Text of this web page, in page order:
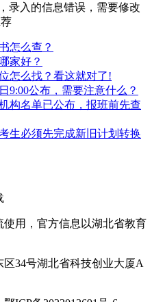
录入的信息错误，需要修改
怎么查？
家好？
怎么找？看这就对了!
9:00公布，需要注意什么？
构名单已公布，报班前先查
生必须先完成新旧计划转换
用，官方信息以湖北省教育
34号湖北省科技创业大厦A